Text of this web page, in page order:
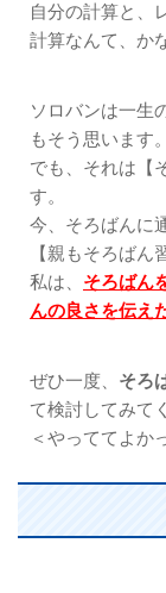
自分の計算と、
計算なんて、か
ソロバンは一生
もそう思います。
でも、それは【
す。
今、そろばんに
【親もそろばん
私は、 そろばん
んの良さを伝え
ぜひ一度、 そろ
て検討してみて
＜やっててよか